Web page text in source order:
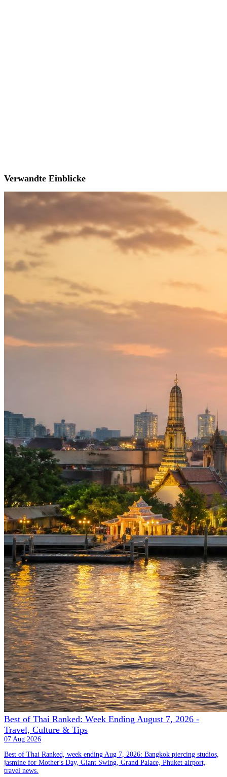
Verwandte Einblicke
Best of Thai Ranked: Week Ending August 7, 2026 -
Travel, Culture & Tips
07 Aug 2026
Best of Thai Ranked, week ending Aug 7, 2026: Bangkok piercing studios,
jasmine for Mother's Day, Giant Swing, Grand Palace, Phuket airport,
travel news.